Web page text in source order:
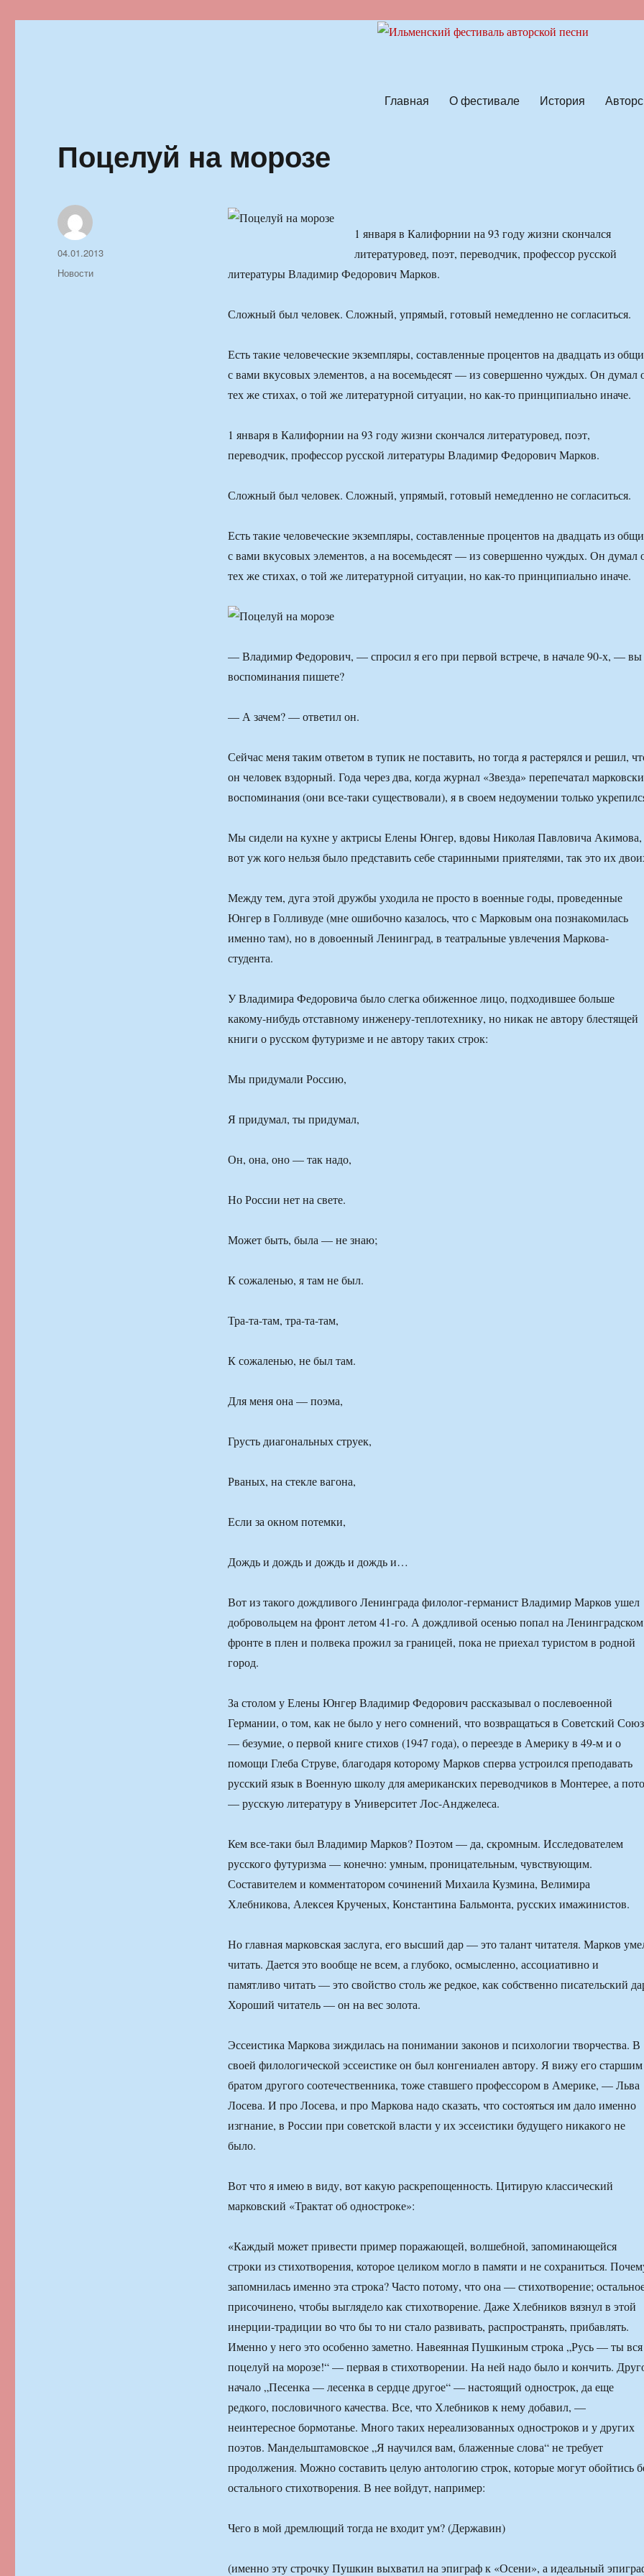
Главная О фестивале История
Поцелуй на морозе
1 января в Калифорнии на 93 году жизни скончался
литературовед, поэт, переводчик, профессор русской
литературы Владимир Федорович Марков.
Сложный был человек. Сложный, упрямый, готовый немедленно не согласиться.
Есть такие человеческие экземпляры, составленные процентов на двадцать из
с вами вкусовых элементов, а на восемьдесят — из совершенно чуждых. Он думал
тех же стихах, о той же литературной ситуации, но как-то принципиально иначе.
1 января в Калифорнии на 93 году жизни скончался литературовед, поэт,
переводчик, профессор русской литературы Владимир Федорович Марков.
Сложный был человек. Сложный, упрямый, готовый немедленно не согласиться.
Есть такие человеческие экземпляры, составленные процентов на двадцать из
с вами вкусовых элементов, а на восемьдесят — из совершенно чуждых. Он думал
тех же стихах, о той же литературной ситуации, но как-то принципиально иначе.
— Владимир Федорович, — спросил я его при первой встрече, в начале 90-х, — вы
воспоминания пишете?
— А зачем? — ответил он.
Сейчас меня таким ответом в тупик не поставить, но тогда я растерялся и решил,
он человек вздорный. Года через два, когда журнал «Звезда» перепечатал
воспоминания (они все-таки существовали), я в своем недоумении только
Мы сидели на кухне у актрисы Елены Юнгер, вдовы Николая Павловича
вот уж кого нельзя было представить себе старинными приятелями, так это их
Между тем, дуга этой дружбы уходила не просто в военные годы, проведенные
Юнгер в Голливуде (мне ошибочно казалось, что с Марковым она познакомилась
именно там), но в довоенный Ленинград, в театральные увлечения Маркова-
студента.
У Владимира Федоровича было слегка обиженное лицо, подходившее больше
какому-нибудь отставному инженеру-теплотехнику, но никак не автору блестящей
книги о русском футуризме и не автору таких строк:
Мы придумали Россию,
Я придумал, ты придумал,
Он, она, оно — так надо,
Но России нет на свете.
Может быть, была — не знаю;
К сожаленью, я там не был.
Тра-та-там, тра-та-там,
К сожаленью, не был там.
Для меня она — поэма,
Грусть диагональных струек,
Рваных, на стекле вагона,
Если за окном потемки,
Дождь и дождь и дождь и дождь и…
Вот из такого дождливого Ленинграда филолог-германист Владимир Марков ушел
добровольцем на фронт летом 41-го. А дождливой осенью попал на Ленинградском
фронте в плен и полвека прожил за границей, пока не приехал туристом в родной
город.
За столом у Елены Юнгер Владимир Федорович рассказывал о послевоенной
Германии, о том, как не было у него сомнений, что возвращаться в Советский Союз
— безумие, о первой книге стихов (1947 года), о переезде в Америку в 49-м и о
помощи Глеба Струве, благодаря которому Марков сперва устроился преподавать
русский язык в Военную школу для американских переводчиков в Монтерее, а
— русскую литературу в Университет Лос-Анджелеса.
Кем все-таки был Владимир Марков? Поэтом — да, скромным. Исследователем ​​
русского футуризма — конечно: умным, проницательным, чувствующим.
Составителем и комментатором сочинений Михаила Кузмина, Велимира
Хлебникова, Алексея Крученых, Константина Бальмонта, русских имажинистов.
Но главная марковская заслуга, его высший дар — это талант читателя. Марков
читать. Дается это вообще не всем, а глубоко, осмысленно, ассоциативно и
памятливо читать — это свойство столь же редкое, как собственно писательский
Хороший читатель — он на вес золота.
Эссеистика Маркова зиждилась на понимании законов и психологии творчества. В
своей филологической эссеистике он был конгениален автору. Я вижу его старшим
братом другого соотечественника, тоже ставшего профессором в Америке, — Льва
Лосева. И про Лосева, и про Маркова надо сказать, что состояться им дало именно
изгнание, в России при советской власти у их эссеистики будущего никакого не
было.
Вот что я имею в виду, вот какую раскрепощенность. Цитирую классический
марковский «Трактат об одностроке»:
«Каждый может привести пример поражающей, волшебной, запоминающейся
строки из стихотворения, которое целиком могло в памяти и не сохраниться.
запомнилась именно эта строка? Часто потому, что она — стихотворение;
присочинено, чтобы выглядело как стихотворение. Даже Хлебников вязнул в этой
инерции-традиции во что бы то ни стало развивать, распространять, прибавлять.
Именно у него это особенно заметно. Навеянная Пушкиным строка „Русь — ты вся
поцелуй на морозе!“ — первая в стихотворении. На ней надо было и кончить.
начало „Песенка — лесенка в сердце другое“ — настоящий однострок, да еще
редкого, пословичного качества. Все, что Хлебников к нему добавил, —
неинтересное бормотанье. Много таких нереализованных одностроков и у других
поэтов. Мандельштамовское „Я научился вам, блаженные слова“ не требует
продолжения. Можно составить целую антологию строк, которые могут обойтись
остального стихотворения. В нее войдут, например:
Чего в мой дремлющий тогда не входит ум? (Державин)
(именно эту строчку Пушкин выхватил на эпиграф к «Осени», а идеальный
Автор
Опубликовано
04.01.2013
Рубрики
Новости